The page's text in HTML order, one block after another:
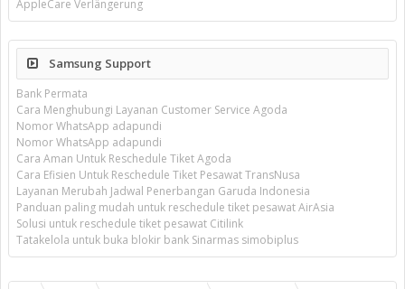
AppleCare Verlängerung
Samsung Support
Bank Permata
Cara Menghubungi Layanan Customer Service Agoda
Nomor WhatsApp adapundi
Nomor WhatsApp adapundi
Cara Aman Untuk Reschedule Tiket Agoda
Cara Efisien Untuk Reschedule Tiket Pesawat TransNusa
Layanan Merubah Jadwal Penerbangan Garuda Indonesia
Panduan paling mudah untuk reschedule tiket pesawat AirAsia
Solusi untuk reschedule tiket pesawat Citilink
Tatakelola untuk buka blokir bank Sinarmas simobiplus